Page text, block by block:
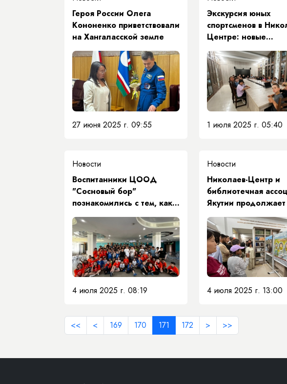
Героя России Олега
Кононенко приветствовали
на Хангаласской земле
27 июня 2025 г. 09:55
Экскурсия юных
спортсменов в
Центре: новые
впечатления и
вдохновение
1 июля 2025 г. 05:40
Новости
Воспитанники ЦООД
"Сосновый бор"
познакомились с тем, как
начинался жизненный
путь Первого Президента
М.Е. Николаева
4 июля 2025 г. 08:19
Новости
Николаев-Центр и
библиотечная
Якутии
мероприятий,
посвященных
увековечению
якутян, ковавших
Победу
4 июля 2025 г. 13:00
<< < 169 170 171 172 > >>